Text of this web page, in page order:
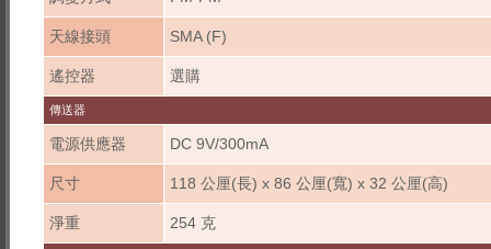
天線接頭 SMA (F)
遙控器 選購
傳送器
電源供應器 DC 9V/300mA
尺寸 118 公厘(長) x 86 公厘(寬) x 32 公厘(高)
淨重 254 克